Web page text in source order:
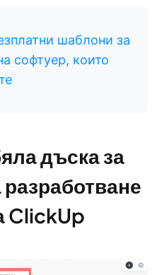
шаблони за
софтуер, които
дъска за
разработване
ClickUp